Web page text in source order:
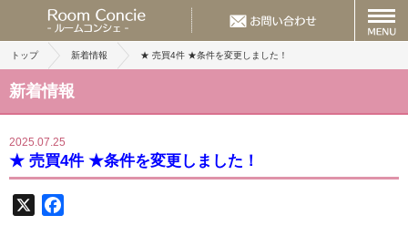
トップ 新着情報 ★ 売買4件 ★条件を変更しました！
新着情報
2025.07.25
★ 売買4件 ★条件を変更しました！